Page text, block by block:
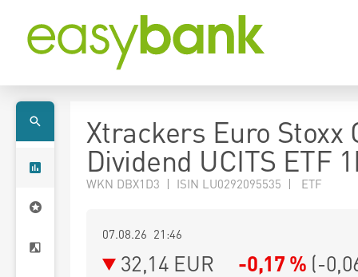
Xtrackers Euro Stoxx
Dividend UCITS ETF
WKN DBX1D3 | ISIN LU0292095535 | ETF
07.08.26 21:46
32,14 EUR -0,17 % (-